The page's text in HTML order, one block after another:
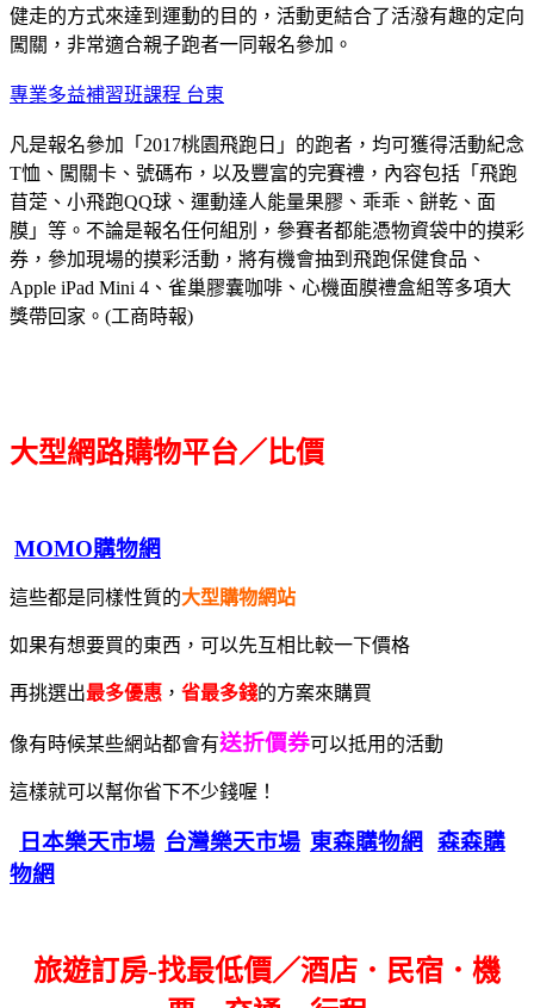
健走的方式來達到運動的目的，活動更結合了活潑有趣的定向
闖關，非常適合親子跑者一同報名參加。
專業多益補習班課程 台東
凡是報名參加「2017桃園飛跑日」的跑者，均可獲得活動紀念
T恤、闖關卡、號碼布，以及豐富的完賽禮，內容包括「飛跑
苜萣、小飛跑QQ球、運動達人能量果膠、乖乖、餅乾、面
膜」等。不論是報名任何組別，參賽者都能憑物資袋中的摸彩
券，參加現場的摸彩活動，將有機會抽到飛跑保健食品、
Apple iPad Mini 4、雀巢膠囊咖啡、心機面膜禮盒組等多項大
獎帶回家。(工商時報)
大型網路購物平台／比價
MOMO購物網
這些都是同樣性質的大型購物網站
如果有想要買的東西，可以先互相比較一下價格
再挑選出最多優惠 ， 省最多錢的方案來購買
像有時候某些網站都會有送折價券可以抵用的活動
這樣就可以幫你省下不少錢喔！
日本樂天市場 台灣樂天市場 東森購物網
森森購
物網
旅遊訂房-找最低價／酒店．民宿．機